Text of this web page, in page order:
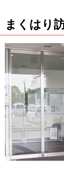
まくはり